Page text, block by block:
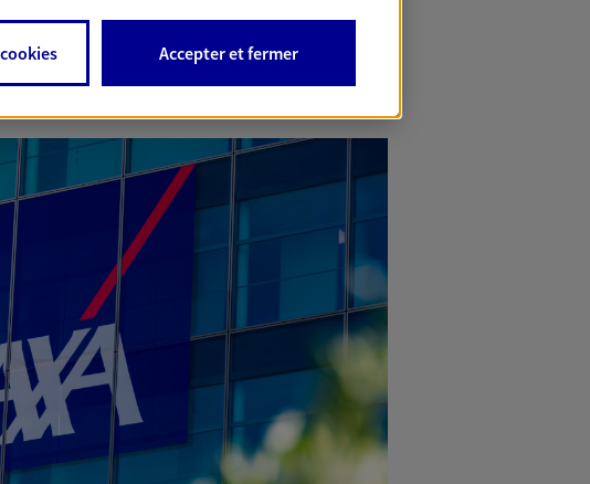
Accepter et fermer